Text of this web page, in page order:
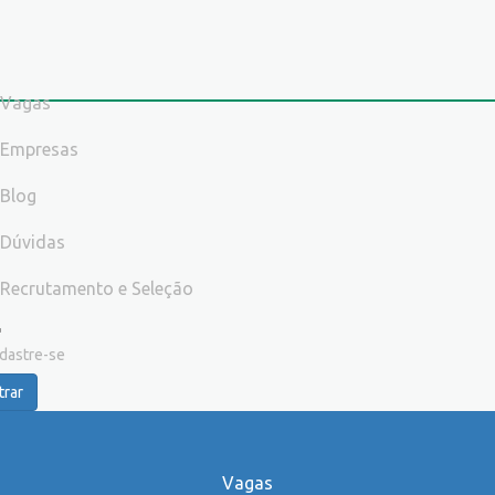
Vagas
Empresas
Blog
Dúvidas
Recrutamento e Seleção
se
Vagas